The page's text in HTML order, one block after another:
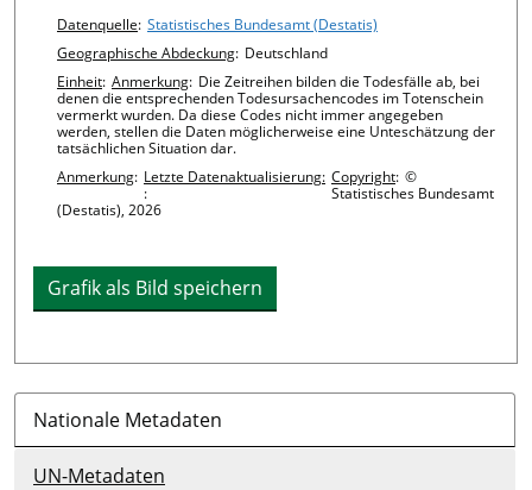
Chart details
Datenquelle: Statistisches Bundesamt (Destatis)
Geographische Abdeckung: Deutschland
Einheit: Anmerkung: Die Zeitreihen bilden die Todesfälle ab, bei
denen die entsprechenden Todesursachencodes im Totenschein
vermerkt wurden. Da diese Codes nicht immer angegeben
werden, stellen die Daten möglicherweise eine Unteschätzung der
tatsächlichen Situation dar.
Anmerkung: Letzte Datenaktualisierung:
:
Copyright: ©
Statistisches Bundesamt
(Destatis), 2026
Grafik als Bild speichern
Nationale Metadaten
UN-Metadaten